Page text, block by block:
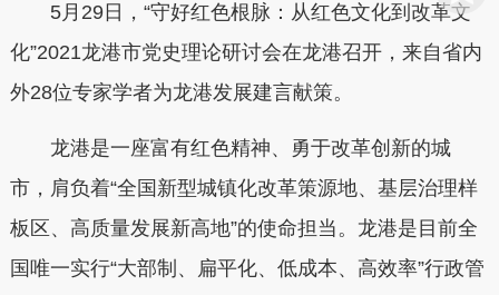
5月29日，“守好红色根脉：从红色文化到改革文
化”2021龙港市党史理论研讨会在龙港召开，来自省内
外28位专家学者为龙港发展建言献策。
龙港是一座富有红色精神、勇于改革创新的城
市，肩负着“全国新型城镇化改革策源地、基层治理样
板区、高质量发展新高地”的使命担当。龙港是目前全
国唯一实行“大部制、扁平化、低成本、高效率”行政管